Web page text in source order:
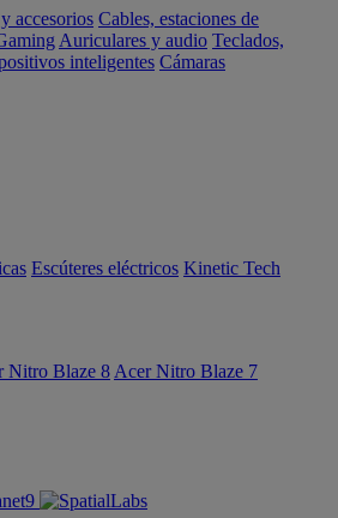
accesorios Cables, estaciones de
Auriculares y audio Teclados,
inteligentes Cámaras
Escúteres eléctricos Kinetic Tech
Nitro Blaze 8 Acer Nitro Blaze 7